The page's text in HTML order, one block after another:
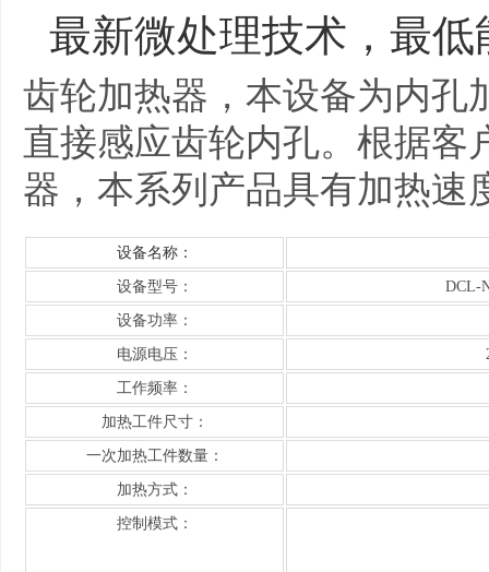
最新微处理技术，最
齿轮加热器，本设备为内孔
直接感应齿轮内孔。根据客
器，本系列产品具有加热速
设备名称：
设备型号： DCL-
设备功率：
电源电压：
工作频率：
加热工件尺寸：
一次加热工件数量：
加热方式：
控制模式：